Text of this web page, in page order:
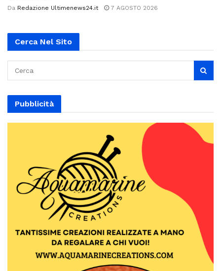
Da Redazione Ultimenews24.it 7 AGOSTO 2026
Cerca Nel Sito
Pubblicità